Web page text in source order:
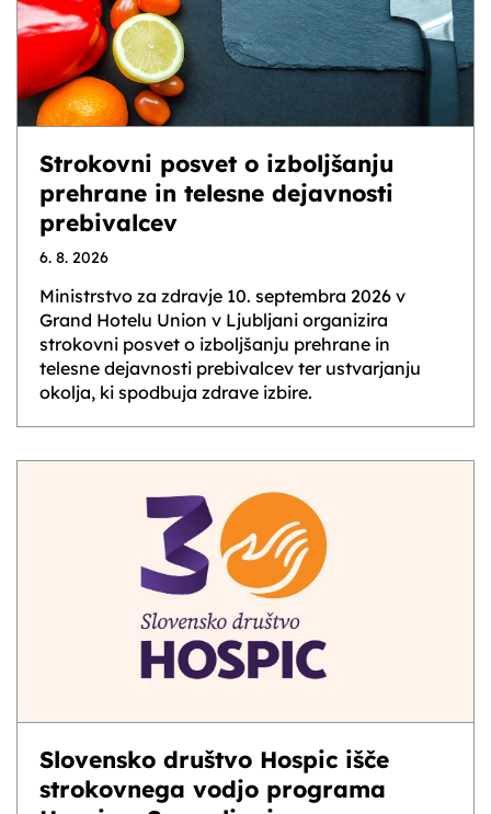
Strokovni posvet o izboljšanju
prehrane in telesne dejavnosti
prebivalcev
6. 8. 2026
Ministrstvo za zdravje 10. septembra 2026 v
Grand Hotelu Union v Ljubljani organizira
strokovni posvet o izboljšanju prehrane in
telesne dejavnosti prebivalcev ter ustvarjanju
okolja, ki spodbuja zdrave izbire.
Slovensko društvo Hospic išče
strokovnega vodjo programa